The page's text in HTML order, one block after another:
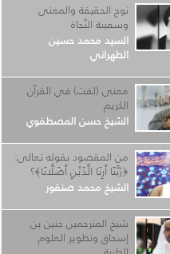
نوح الحقيقة والمعنى
وسفينة النّجاة
السيد محمد حسين
الطهراني
معنى (لفت) في القرآن
الكريم
الشيخ حسن المصطفوي
من المقصود بقوله تعالى:
﴿رَبَّنَا أَرِنَا الَّذَيْنِ أَضَلَّانَا﴾؟
الشيخ محمد صنقور
شيخ المترجمين حنين بن
إسحاق وتطوير العلوم